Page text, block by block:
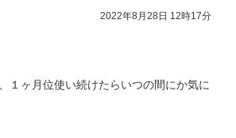
2022年8月28日 12時17分
１ヶ月位使い続けたらいつの間にか気に